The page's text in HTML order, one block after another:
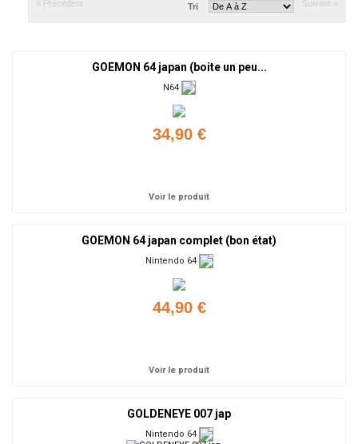
« Précédent Suivant »
Tri
GOEMON 64 japan (boite un peu...
N64
34,90 €
Voir le produit
GOEMON 64 japan complet (bon état)
Nintendo 64
44,90 €
Voir le produit
GOLDENEYE 007 jap
Nintendo 64